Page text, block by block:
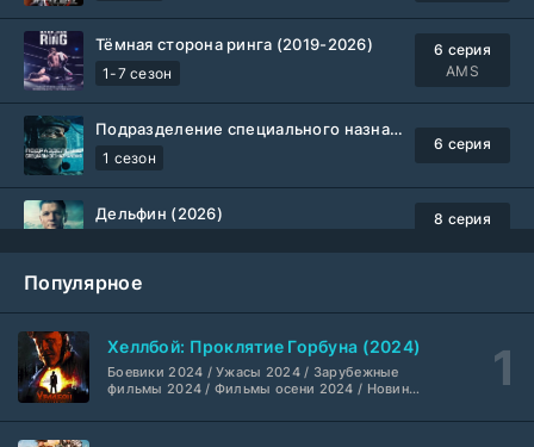
Тёмная сторона ринга (2019-2026)
1-7 сезон
6 серия
AMS
Подразделение специального назначения (2026)
1 сезон
6 серия
Дельфин (2026)
8 серия
Шугар (2026)
Популярное
Хеллбой: Проклятие Горбуна (2024)
Боевики 2024 / Ужасы 2024 / Зарубежные
фильмы 2024 / Фильмы осени 2024 / Новинки
2024 / Американские фильмы / Фильмы